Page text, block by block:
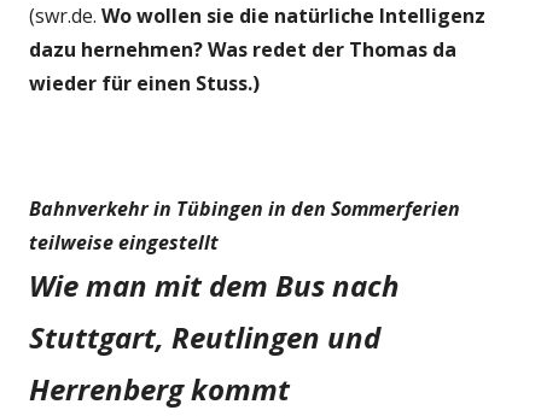
(swr.de. Wo wollen sie die natürliche Intelligenz
dazu hernehmen? Was redet der Thomas da
wieder für einen Stuss.)
Bahnverkehr in Tübingen in den Sommerferien
teilweise eingestellt
Wie man mit dem Bus nach
Stuttgart, Reutlingen und
Herrenberg kommt